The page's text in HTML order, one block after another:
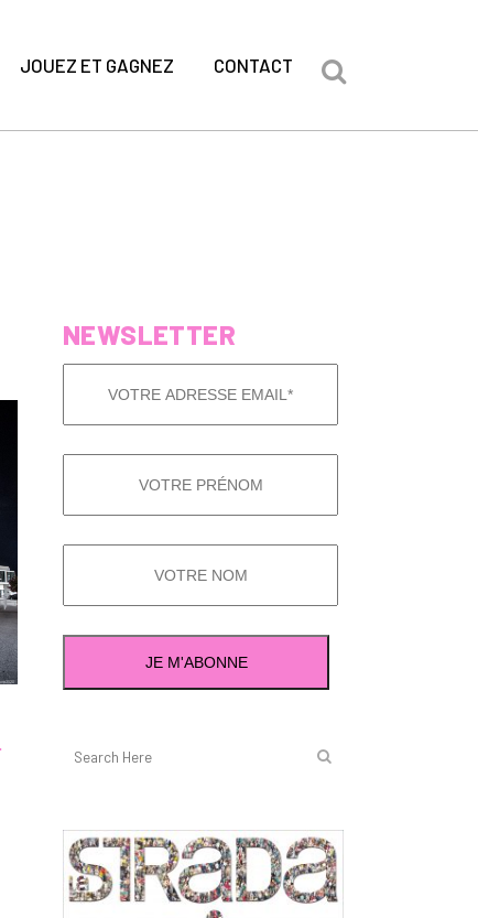
JOUEZ ET GAGNEZ CONTACT
NEWSLETTER